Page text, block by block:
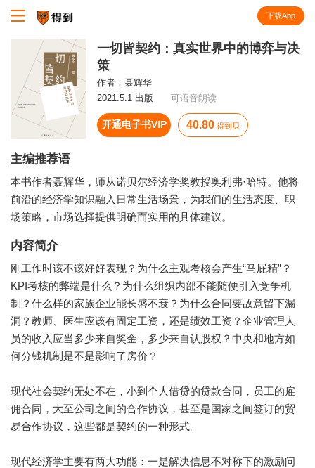
下载App
一切皆契约：真实世界中的博弈与决
策
作者： 聂辉华
2021.5.1 出版
可语音朗读
开通电子书VIP 40.80 得到贝
主编推荐语
本书作者聂辉华，师从诺贝尔经济学奖教授奥利弗·哈特。他将
前沿的经济学知识融入日常生活场景，为我们的生活态度、职
场策略，市场选择提供明确而实用的具体建议。
内容简介
刚工作时该不该好好表现？为什么主观考核会产生“马屁精”？
KPI考核的弊端是什么？为什么组织内部不能随便引入竞争机
制？什么样的家族企业能长盛不衰？为什么合同要故意留下漏
洞？教师、医生应该有固定工资，还是绩效工资？企业管理人
员的收入应当多少来自奖金，多少来自认股权？中央和地方如
何分钱机制是不是影响了房价？
现代社会契约无处不在，小到个人借贷的贷款合同，员工的雇
佣合同，大至公司之间的合作协议，甚至是国家之间签订的贸
易合作协议，这些都是契约的一种形式。
现代经济学主要有两大功能：一是解决信息不对称下的激励问